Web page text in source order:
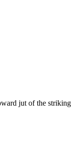
jut of the